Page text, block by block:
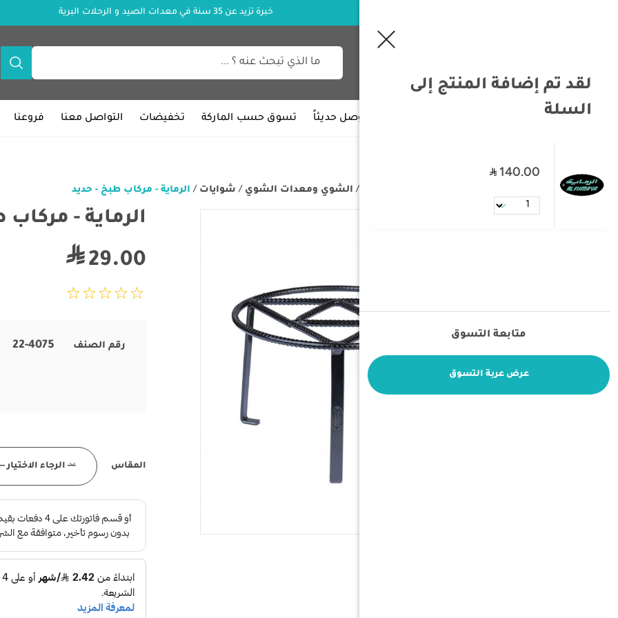
خبرة تزيد عن 35 سنة في معدات الصيد و الرحلات البرية
وصل حديثاً تسوق حسب الماركة تخفيضات التواصل معنا فروعنا
/ الشوي ومعدات الشوي / شوايات / الرماية - مركاب طبخ - حديد
الرماية -
29.00
رقم الصنف 22-4075
المقاس --- الرجاء الاختيار
لقد تم إضافة المنتج إلى
السلة
140.00
متابعة التسوق
عرض عربة التسوق